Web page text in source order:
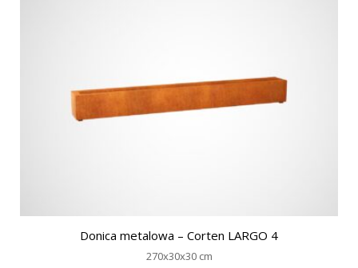
Donica metalowa – Corten LARGO 4
270x30x30 cm